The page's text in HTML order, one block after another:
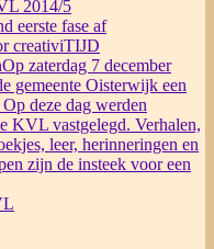
2014/5
eerste fase af
creativiTIJD
Op zaterdag 7 december
gemeente Oisterwijk een
deze dag werden
KVL vastgelegd. Verhalen,
leer, herinneringen en
zijn de insteek voor een